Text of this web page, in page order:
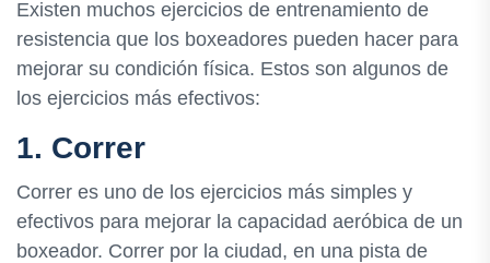
Existen muchos ejercicios de entrenamiento de
resistencia que los boxeadores pueden hacer para
mejorar su condición física. Estos son algunos de
los ejercicios más efectivos:
1. Correr
Correr es uno de los ejercicios más simples y
efectivos para mejorar la capacidad aeróbica de un
boxeador. Correr por la ciudad, en una pista de